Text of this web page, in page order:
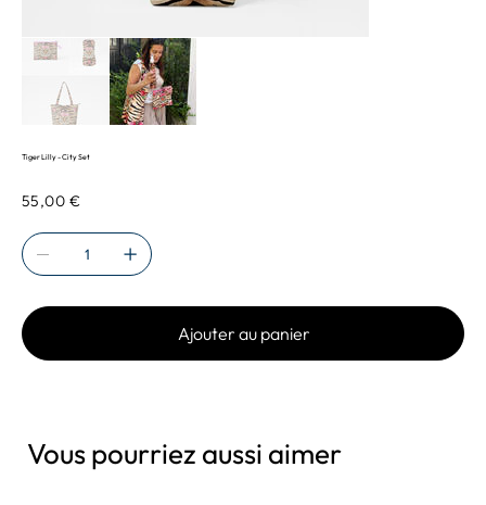
Tiger Lilly - City Set
Prix
55,00 €
Ajouter au panier
Vous pourriez aussi aimer